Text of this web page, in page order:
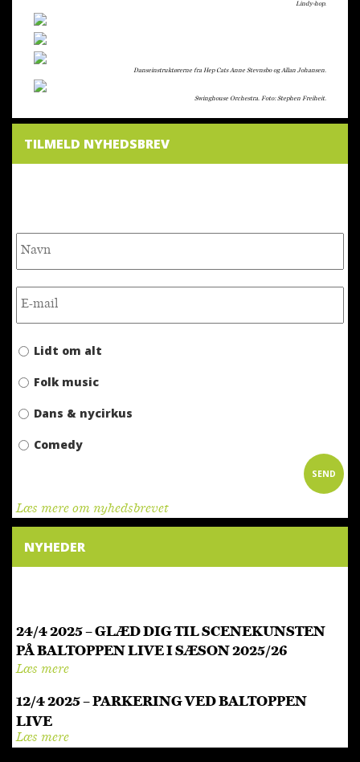
Lindy-hop.
Danseinstruktørerne fra Hep Cats Anne Stevnsbo og Allan Johansen.
Swinghouse Orchestra. Foto: Stephen Freiheit.
TILMELD NYHEDSBREV
Lidt om alt
Folk music
Dans & nycirkus
Comedy
Læs mere om nyhedsbrevet
SEND
NYHEDER
24/4 2025 – GLÆD DIG TIL SCENEKUNSTEN
PÅ BALTOPPEN LIVE I SÆSON 2025/26
Læs mere
12/4 2025 – PARKERING VED BALTOPPEN
LIVE
Læs mere